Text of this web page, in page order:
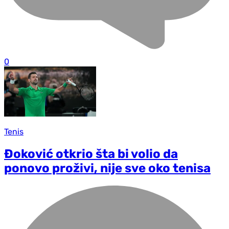
0
Tenis
Đoković otkrio šta bi volio da
ponovo proživi, nije sve oko tenisa